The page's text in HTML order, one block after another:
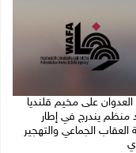
على مخيم قلنديا
منظم يندرج في إطار
الجماعي والتهجير